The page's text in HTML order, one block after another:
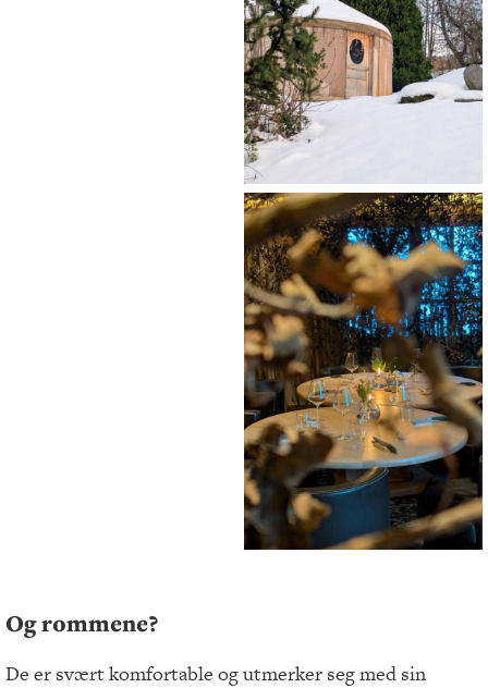
Og rommene?
De er svært komfortable og utmerker seg med sin